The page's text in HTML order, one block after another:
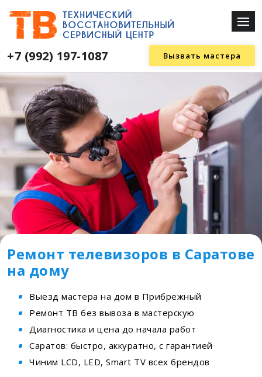
+7 (992) 197-1087 Вызвать мастера
Ремонт телевизоров в Саратове
на дому
Выезд мастера на дом в Прибрежный
Ремонт ТВ без вывоза в мастерскую
Диагностика и цена до начала работ
Саратов: быстро, аккуратно, с гарантией
Чиним LCD, LED, Smart TV всех брендов